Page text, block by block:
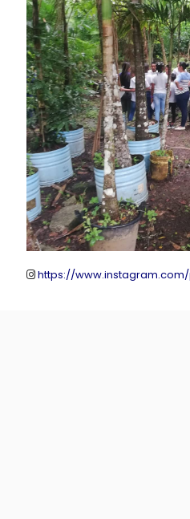
https://www.instagram.com/